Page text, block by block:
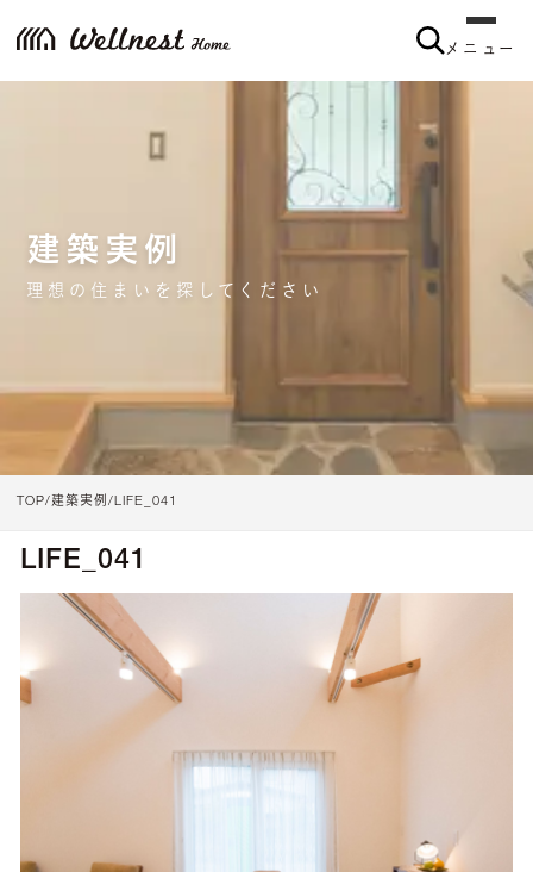
メニュー
メニュー
建築実例
理想の住まいを探してください
TOP 建築実例 LIFE_041
LIFE_041